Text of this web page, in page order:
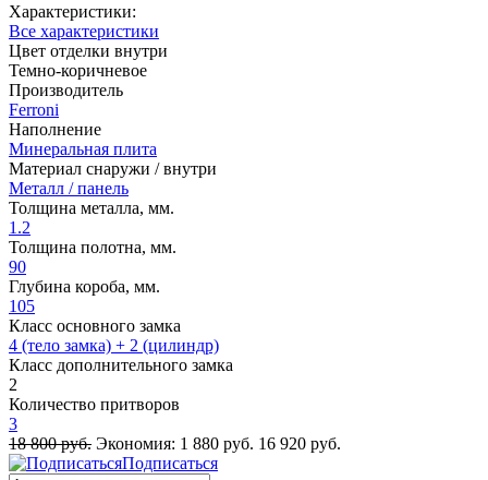
Характеристики:
Все характеристики
Цвет отделки внутри
Темно-коричневое
Производитель
Ferroni
Наполнение
Минеральная плита
Материал снаружи / внутри
Металл / панель
Толщина металла, мм.
1.2
Толщина полотна, мм.
90
Глубина короба, мм.
105
Класс основного замка
4 (тело замка) + 2 (цилиндр)
Класс дополнительного замка
2
Количество притворов
3
18 800 руб. Экономия: 1 880 руб. 16 920 руб.
Подписаться